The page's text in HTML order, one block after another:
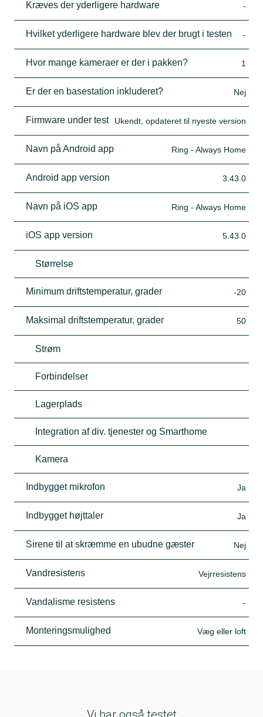
Kræves der yderligere hardware -
Hvilket yderligere hardware blev der brugt i testen -
Hvor mange kameraer er der i pakken? 1
Er der en basestation inkluderet? Nej
Firmware under test Ukendt, opdateret til nyeste version
Navn på Android app Ring - Always Home
Android app version 3.43.0
Navn på iOS app Ring - Always Home
iOS app version 5.43.0
Størrelse
Minimum driftstemperatur, grader -20
Maksimal driftstemperatur, grader 50
Strøm
Forbindelser
Lagerplads
Integration af div. tjenester og Smarthome
Kamera
Indbygget mikrofon Ja
Indbygget højttaler Ja
Sirene til at skræmme en ubudne gæster Nej
Vandresistens Vejrresistens
Vandalisme resistens -
Monteringsmulighed Væg eller loft